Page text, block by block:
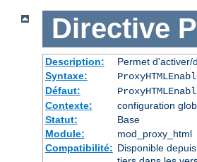
Directive
Description:
Permet d'activer/
Syntaxe:
Défaut:
Contexte:
configuration
Statut:
Base
Module:
mod_proxy_html
Compatibilité: Disponible